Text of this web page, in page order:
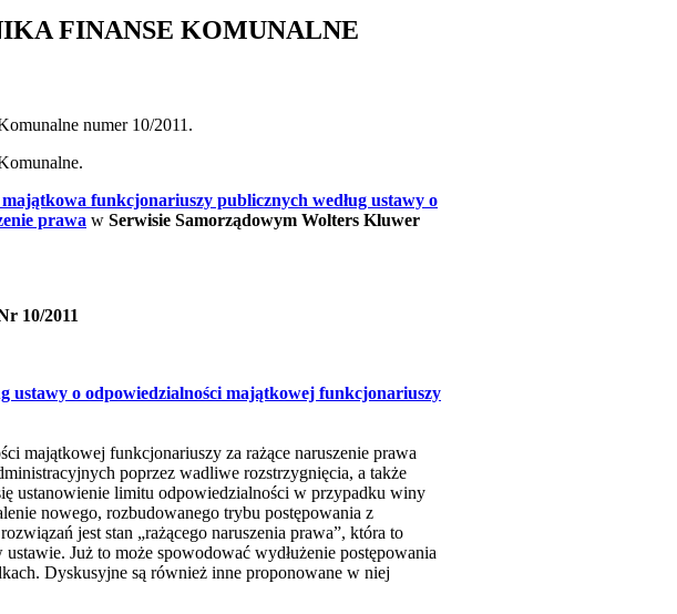
FINANSE KOMUNALNE
numer 10/2011.
majątkowa funkcjonariuszy publicznych według ustawy o
prawa w Serwisie Samorządowym Wolters Kluwer
10/2011
ustawy o odpowiedzialności majątkowej funkcjonariuszy
majątkowej funkcjonariuszy za rażące naruszenie prawa
poprzez wadliwe rozstrzygnięcia, a także
ustanowienie limitu odpowiedzialności w przypadku winy
nowego, rozbudowanego trybu postępowania z
jest stan „rażącego naruszenia prawa”, która to
Już to może spowodować wydłużenie postępowania
Dyskusyjne są również inne proponowane w niej